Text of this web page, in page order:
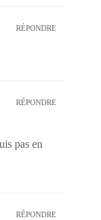
RÉPONDRE
RÉPONDRE
pas en
RÉPONDRE